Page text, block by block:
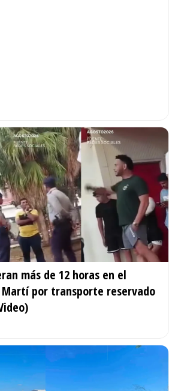
más de 12 horas en el
Martí por transporte reservado